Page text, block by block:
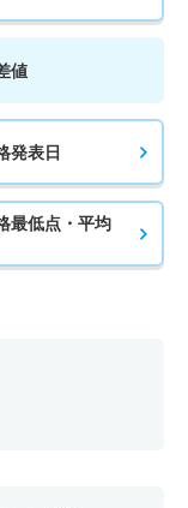
値
発表日
最低点・平均